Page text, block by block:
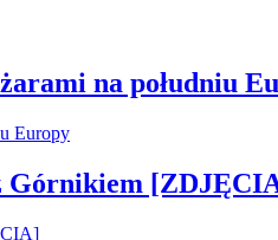
na południu
Górnikiem